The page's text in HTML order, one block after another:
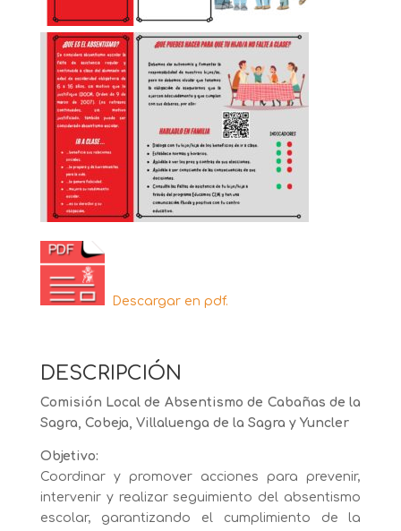
Descargar en pdf.
DESCRIPCIÓN
Comisión Local de Absentismo de Cabañas de la
Sagra, Cobeja, Villaluenga de la Sagra y Yuncler
Objetivo:
Coordinar y promover acciones para prevenir,
intervenir y realizar seguimiento del absentismo
escolar, garantizando el cumplimiento de la